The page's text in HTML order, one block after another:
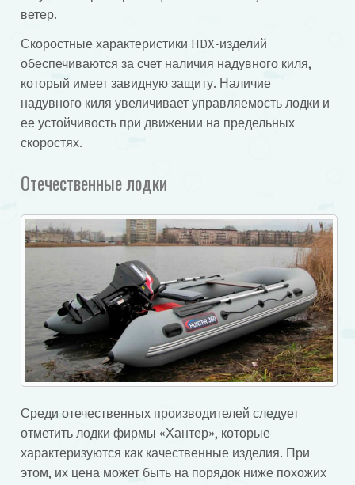
ветер.
Скоростные характеристики HDX-изделий
обеспечиваются за счет наличия надувного киля,
который имеет завидную защиту. Наличие
надувного киля увеличивает управляемость лодки и
ее устойчивость при движении на предельных
скоростях.
Отечественные лодки
Среди отечественных производителей следует
отметить лодки фирмы «Хантер», которые
характеризуются как качественные изделия. При
этом, их цена может быть на порядок ниже похожих